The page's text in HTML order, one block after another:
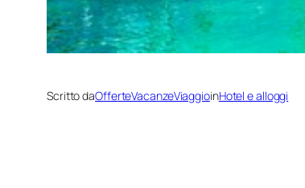
Scritto daOfferteVacanzeViaggioinHotel e alloggi